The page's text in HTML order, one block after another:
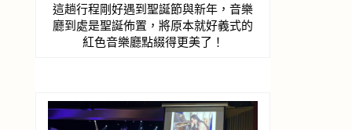
這趟行程剛好遇到聖誕節與新年，音樂
廳到處是聖誕佈置，將原本就好義式的
紅色音樂廳點綴得更美了！